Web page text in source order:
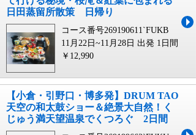
日田蒸留所散策 日帰り
コース番号269190611`FUKB
11月22日~11月28日 出発 1日間
￥12,990
【小倉・引野口・博多発】DRUM TAO
天空の和太鼓ショー＆絶景大自然！く
じゅう満天望温泉でくつろぐ 2日間